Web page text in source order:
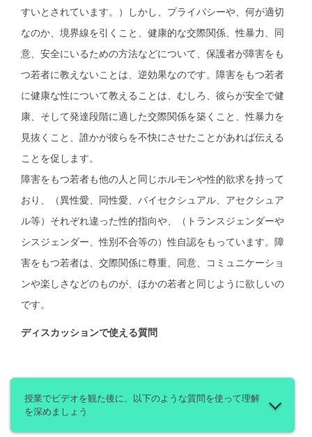
すいとされています。）しかし、プライバシーや、何が適切
なのか、境界線を引くこと、健康的な交際関係、性暴力、同
意、安全にいるための方法などについて、保護者が障害をも
つ若者に教えないことは、逆効果なのです。障害をもつ若者
に健康な性について教えることは、むしろ、彼らが安全で健
康、そして発達段階に適した交際関係を築くこと、性暴力を
見抜くこと、誰かが彼らを不快にさせたことがあれば伝える
ことを促します。
障害をもつ若者も他の人と同じホルモンや性的欲求を持って
おり、（異性愛、同性愛、バイセクシュアル、アセクシュア
ル等）それぞれ違った性的指向や、（トランスジェンダーや
シスジェンダー、性別不合等の）性自認をもっています。障
害をもつ若者は、交際関係に尊重、同意、コミュニケーショ
ンや楽しさなどのものが、ほかの若者と同じように欲しいの
です。
ディスカッションで使える質問
授業でビデオを観た後に、以下のような質問を使って理解
を深めましょう